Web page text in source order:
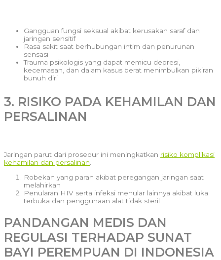
Gangguan fungsi seksual akibat kerusakan saraf dan
jaringan sensitif
Rasa sakit saat berhubungan intim dan penurunan
sensasi
Trauma psikologis yang dapat memicu depresi,
kecemasan, dan dalam kasus berat menimbulkan pikiran
bunuh diri
3. RISIKO PADA KEHAMILAN DAN
PERSALINAN
Jaringan parut dari prosedur ini meningkatkan risiko komplikasi
kehamilan dan persalinan
Robekan yang parah akibat peregangan jaringan saat
melahirkan
Penularan HIV serta infeksi menular lainnya akibat luka
terbuka dan penggunaan alat tidak steril
PANDANGAN MEDIS DAN
REGULASI TERHADAP SUNAT
BAYI PEREMPUAN DI INDONESIA